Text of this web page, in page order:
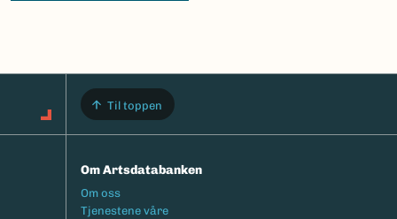
Til toppen
Om Artsdatabanken
Footermeny
Om oss
Tjenestene våre